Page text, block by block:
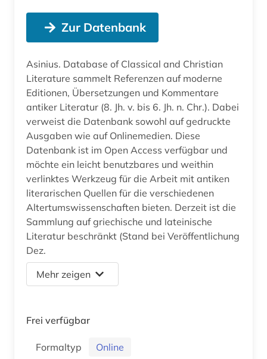
Zur Datenbank
Asinius. Database of Classical and Christian
Literature sammelt Referenzen auf moderne
Editionen, Übersetzungen und Kommentare
antiker Literatur (8. Jh. v. bis 6. Jh. n. Chr.). Dabei
verweist die Datenbank sowohl auf gedruckte
Ausgaben wie auf Onlinemedien. Diese
Datenbank ist im Open Access verfügbar und
möchte ein leicht benutzbares und weithin
verlinktes Werkzeug für die Arbeit mit antiken
literarischen Quellen für die verschiedenen
Altertumswissenschaften bieten. Derzeit ist die
Sammlung auf griechische und lateinische
Literatur beschränkt (Stand bei Veröffentlichung
Dez.
Mehr zeigen
Frei verfügbar
Formaltyp
Online